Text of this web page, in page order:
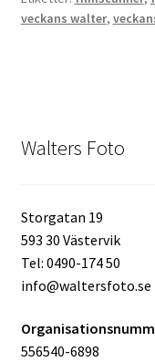
DVD/CD/Tape
Förvaring
Batterier för Canon
Batterier för Nikon
Batterier övriga
veckans walter,
Walters Foto
Storgatan 19
593 30 Västervik
Tel: 0490-174 50
info@waltersfoto.se
556540-6898